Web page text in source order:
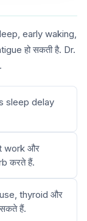
early waking,
हो सकती है. Dr.
sleep delay
work और
करते हैं.
thyroid और
हैं.